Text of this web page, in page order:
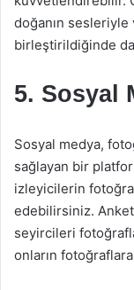
doğanın
birleştirildiğinde
5. Sosyal
Sosyal medya,
sağlayan bir
izleyicilerin
edebilirsiniz.
seyircileri
onların